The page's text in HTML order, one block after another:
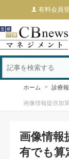
有料会員
ホーム 診療
画像情報提供加
画像情報
有でも算